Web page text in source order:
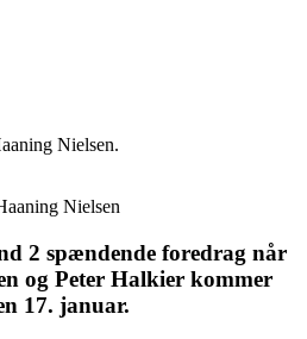
Nielsen.
Nielsen
2 spændende foredrag når
og Peter Halkier kommer
17. januar.